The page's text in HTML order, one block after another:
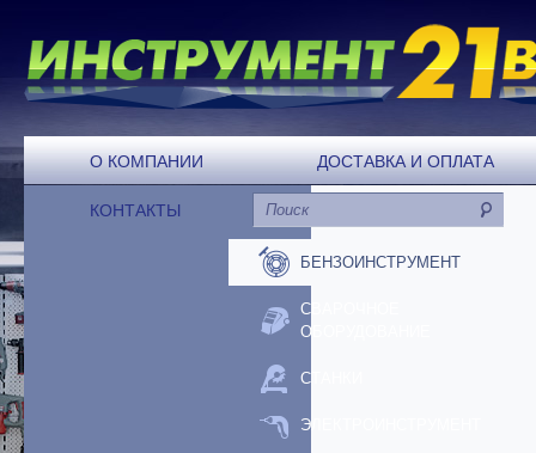
О КОМПАНИИ ДОСТАВКА И ОПЛАТА
КОНТАКТЫ
БЕНЗОИНСТРУМЕНТ
СВАРОЧНОЕ
ОБОРУДОВАНИЕ
СТАНКИ
ЭЛЕКТРОИНСТРУМЕНТ